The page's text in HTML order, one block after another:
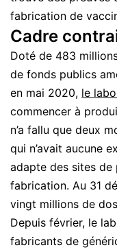
fabrication de
Cadre
Doté de 483
de fonds publics
en mai 2020, le
commencer à
n’a fallu que deux
qui n’avait aucune
adapte des sites
fabrication. Au 31
vingt millions de
Depuis février, le
fabricants de